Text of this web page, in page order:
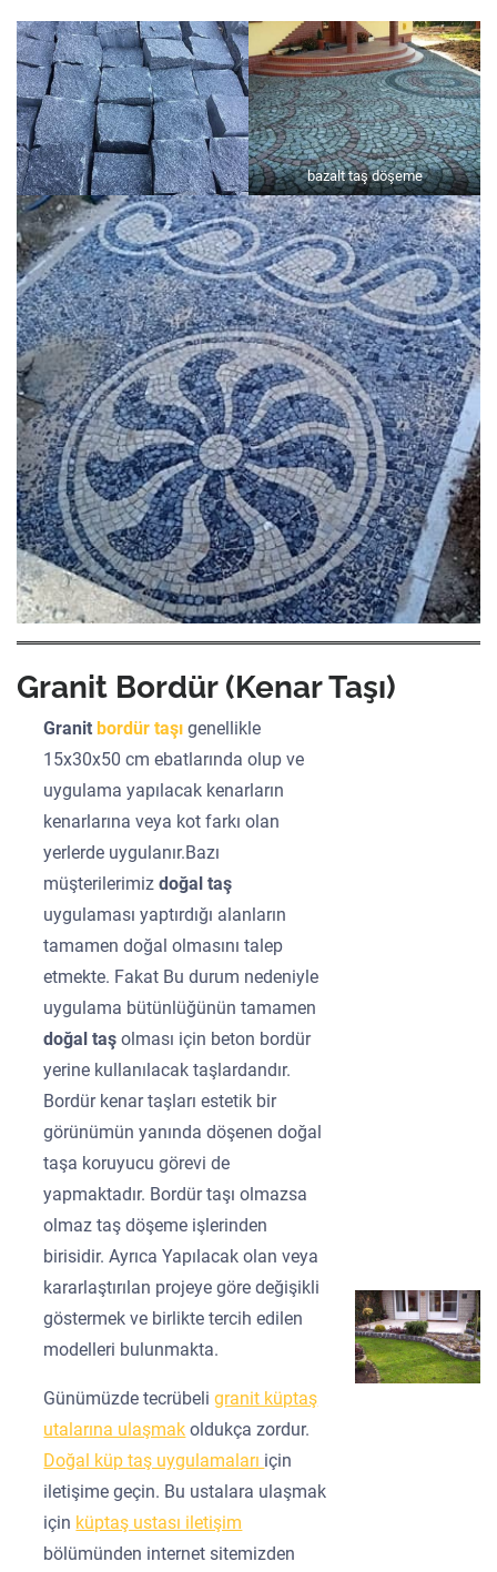
bazalt taş döşeme
Granit Bordür (Kenar Taşı)
Granitbordür taşı genellikle
15x30x50 cm ebatlarında olup ve
uygulama yapılacak kenarların
kenarlarına veya kot farkı olan
yerlerde uygulanır.Bazı
müşterilerimizdoğal taş
uygulaması yaptırdığı alanların
tamamen doğal olmasını talep
etmekte. Fakat Bu durum nedeniyle
uygulama bütünlüğünün tamamen
doğal taşolması için beton bordür
yerine kullanılacak taşlardandır.
Bordür kenar taşları estetik bir
görünümün yanında döşenen doğal
taşa koruyucu görevi de
yapmaktadır. Bordür taşı olmazsa
olmaz taş döşeme işlerinden
birisidir. Ayrıca Yapılacak olan veya
kararlaştırılan projeye göre değişikli
göstermek ve birlikte tercih edilen
modelleri bulunmakta.
Günümüzde tecrübeligranit küptaş
utalarına ulaşmak oldukça zordur.
Doğal küp taş uygulamaları için
iletişime geçin. Bu ustalara ulaşmak
için küptaş ustası iletişim
bölümünden internet sitemizden